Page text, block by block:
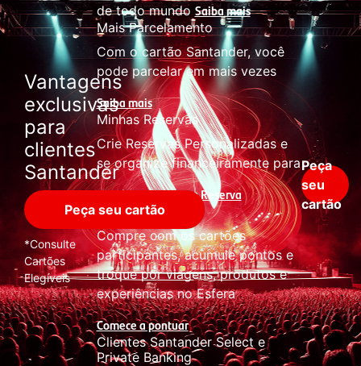
Vantagens
exclusivas
para
clientes
Santander
Peça seu cartão
*Consulte
Cartões
Elegíveis
de todo mundo Saiba mais
Mais Parcelamento
Com o cartão Santander, você
pode parcelar em mais vezes
Saiba mais
Minhas Reservas
Crie Reservas Personalizadas e
se organize financeiramente para
os shows Crie sua Reserva
Acumule Pontos
Compre com os cartões
participantes, acumule pontos e
troque por viagens, produtos e
experiências no Esfera
Comece a pontuar
Clientes Santander Select e
Private Banking
Peça
seu
cartão